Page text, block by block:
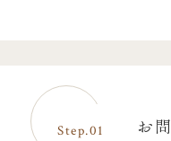
Step.01 お